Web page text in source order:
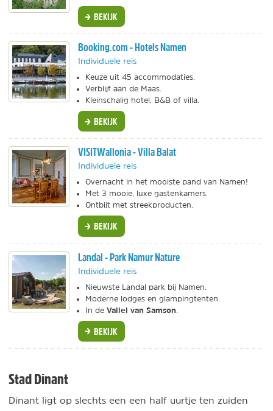
BEKIJK
Booking.com - Hotels Namen
Individuele reis
Keuze uit 45 accommodaties.
Verblijf aan de Maas.
Kleinschalig hotel, B&B of villa.
BEKIJK
VISITWallonia - Villa Balat
Individuele reis
Overnacht in het mooiste pand van Namen!
Met 3 mooie, luxe gastenkamers.
Ontbijt met streekproducten.
BEKIJK
Landal - Park Namur Nature
Individuele reis
Nieuwste Landal park bij Namen.
Moderne lodges en glampingtenten.
In de Vallei van Samson
BEKIJK
Stad Dinant
Dinant ligt op slechts een een half uurtje ten zuiden